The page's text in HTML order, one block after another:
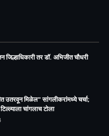
जिल्हाधिकारी तर डॉ. अभिजीत चौधरी
उतरवून मिळेल" सांगलीकरांमध्ये चर्चा;
चांगलाच टोला